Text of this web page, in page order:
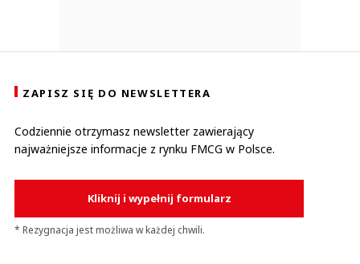
ZAPISZ SIĘ DO NEWSLETTERA
Codziennie otrzymasz newsletter zawierający
najważniejsze informacje z rynku FMCG w Polsce.
Kliknij i wypełnij formularz
* Rezygnacja jest możliwa w każdej chwili.